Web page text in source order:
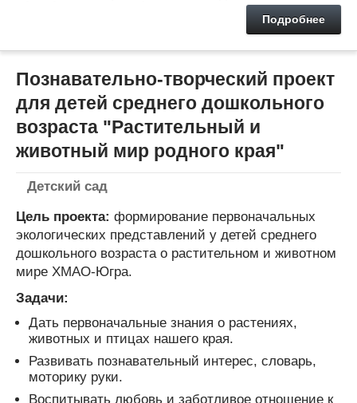
Подробнее
Познавательно-творческий проект
для детей среднего дошкольного
возраста "Растительный и
животный мир родного края"
Детский сад
Цель проекта: формирование первоначальных
экологических представлений у детей среднего
дошкольного возраста о растительном и животном
мире ХМАО-Югра.
Задачи:
Дать первоначальные знания о растениях,
животных и птицах нашего края.
Развивать познавательный интерес, словарь,
моторику руки.
Воспитывать любовь и заботливое отношение к